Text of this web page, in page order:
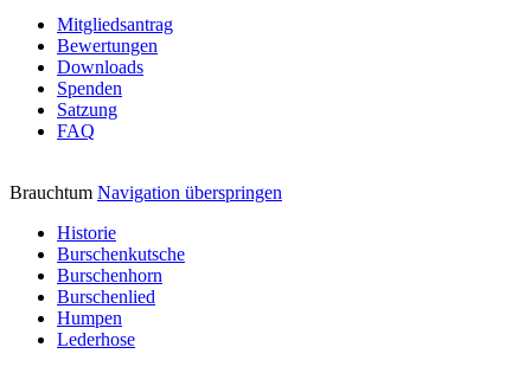
Mitgliedsantrag
Bewertungen
Downloads
Spenden
Satzung
FAQ
Brauchtum Navigation überspringen
Historie
Burschenkutsche
Burschenhorn
Burschenlied
Humpen
Lederhose